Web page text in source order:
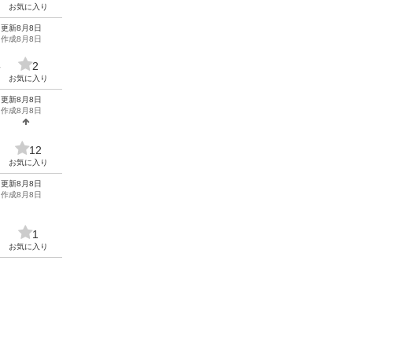
お気に入り
更新8月8日
作成8月8日
2
お気に入り
更新8月8日
作成8月8日
12
お気に入り
更新8月8日
作成8月8日
1
お気に入り